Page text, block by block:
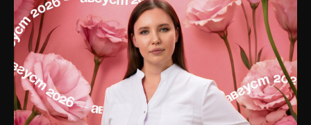
Консультация и
диагностика
Инъекционная
косметология
PRP-терапия
Аппаратная косметология
Лазерная косметология
Главная
Блог
Подписаться на рассылку
новостей
Услуги
Цены